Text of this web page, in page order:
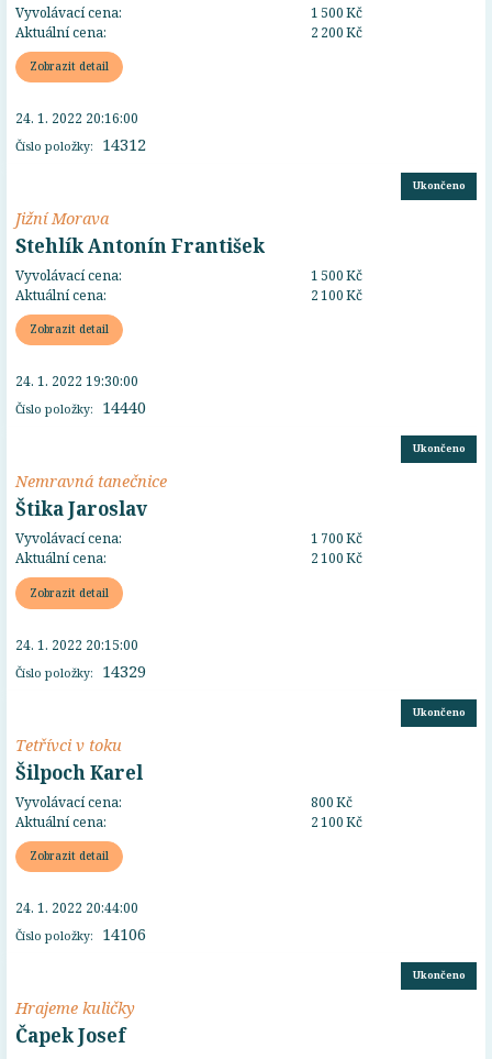
Vyvolávací cena:
1 500 Kč
Aktuální cena:
2 200 Kč
Zobrazit detail
Číslo položky: 14312
24. 1. 2022 20:16:00
Ukončeno
Jižní Morava
Stehlík Antonín František
Vyvolávací cena:
1 500 Kč
Aktuální cena:
2 100 Kč
Zobrazit detail
Číslo položky: 14440
24. 1. 2022 19:30:00
Ukončeno
Nemravná tanečnice
Štika Jaroslav
Vyvolávací cena:
1 700 Kč
Aktuální cena:
2 100 Kč
Zobrazit detail
Číslo položky: 14329
24. 1. 2022 20:15:00
Ukončeno
Tetřívci v toku
Šilpoch Karel
Vyvolávací cena:
800 Kč
Aktuální cena:
2 100 Kč
Zobrazit detail
Číslo položky: 14106
24. 1. 2022 20:44:00
Ukončeno
Hrajeme kuličky
Čapek Josef